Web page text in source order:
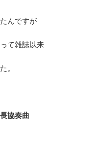
んですが
って雑誌以来
。
協奏曲